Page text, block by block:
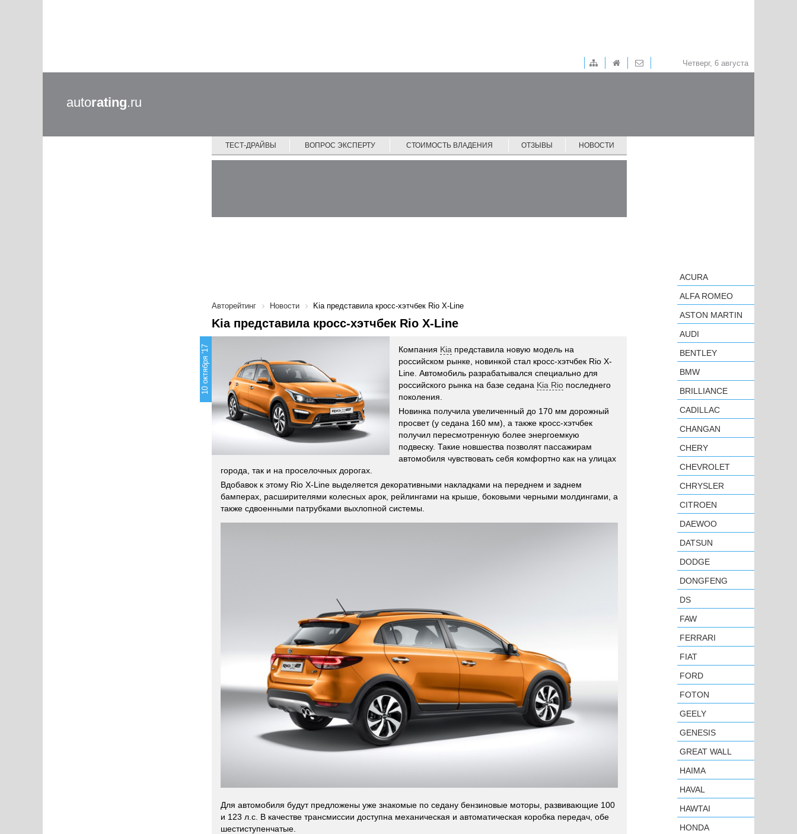
Четверг, 6 августа
autorating.ru
ТЕСТ-ДРАЙВЫ ВОПРОС ЭКСПЕРТУ СТОИМОСТЬ ВЛАДЕНИЯ ОТЗЫВЫ НОВОСТИ
Авторейтинг Новости Kia представила кросс-хэтчбек Rio X-Line
Kia представила кросс-хэтчбек Rio X-Line
10 октября '17 Компания Kia представила новую модель на
российском рынке, новинкой стал кросс-хэтчбек Rio X-
Line. Автомобиль разрабатывался специально для
российского рынка на базе седана Kia Rio последнего
поколения.
Новинка получила увеличенный до 170 мм дорожный
просвет (у седана 160 мм), а также кросс-хэтчбек
получил пересмотренную более энергоемкую
подвеску. Такие новшества позволят пассажирам
автомобиля чувствовать себя комфортно как на улицах
города, так и на проселочных дорогах.
Вдобавок к этому Rio X-Line выделяется декоративными накладками на переднем и заднем
бамперах, расширителями колесных арок, рейлингами на крыше, боковыми черными молдингами, а
также сдвоенными патрубками выхлопной системы.
Для автомобиля будут предложены уже знакомые по седану бензиновые моторы, развивающие 100
и 123 л.с. В качестве трансмиссии доступна механическая и автоматическая коробка передач, обе
шестиступенчатые.
ACURA
ALFA ROMEO
ASTON MARTIN
AUDI
BENTLEY
BMW
BRILLIANCE
CADILLAC
CHANGAN
CHERY
CHEVROLET
CHRYSLER
CITROEN
DAEWOO
DATSUN
DODGE
DONGFENG
DS
FAW
FERRARI
FIAT
FORD
FOTON
GEELY
GENESIS
GREAT WALL
HAIMA
HAVAL
HAWTAI
HONDA